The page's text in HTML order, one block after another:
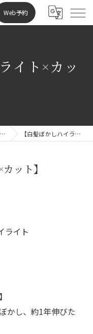
Web予約
イト×カッ
【白髪ぼかしハイライト×カット】
ット】
かし、約1年伸びた